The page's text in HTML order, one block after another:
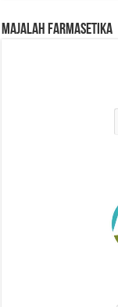
Majalah Farmasetika